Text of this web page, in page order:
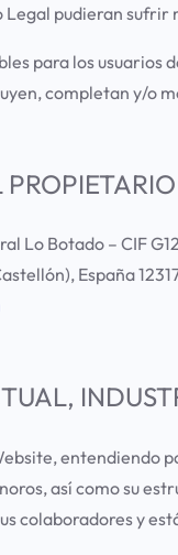
Legal pudieran sufrir
para los
completan y/o
Lo Botado – CIF
España
entendiendo
así como su
colaboradores y